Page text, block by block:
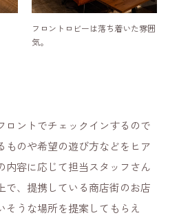
フロントロビーは落ち着いた雰囲
気。
ロントでチェックインするので
ものや希望の遊び方などをヒア
内容に応じて担当スタッフさん
で、提携している商店街のお店
うな場所を提案してもらえ